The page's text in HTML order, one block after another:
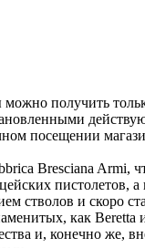
получить
посещении
Bresciana
стволов и скоро
как
и, конечно же,